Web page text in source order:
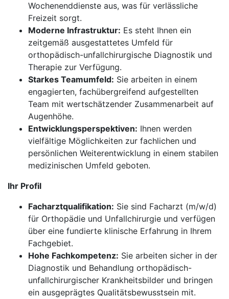
Wochenenddienste aus, was für verlässliche
Freizeit sorgt.
Moderne Infrastruktur: Es steht Ihnen ein
zeitgemäß ausgestattetes Umfeld für
orthopädisch-unfallchirurgische Diagnostik und
Therapie zur Verfügung.
Starkes Teamumfeld: Sie arbeiten in einem
engagierten, fachübergreifend aufgestellten
Team mit wertschätzender Zusammenarbeit auf
Augenhöhe.
Entwicklungsperspektiven: Ihnen werden
vielfältige Möglichkeiten zur fachlichen und
persönlichen Weiterentwicklung in einem stabilen
medizinischen Umfeld geboten.
Ihr Profil
Facharztqualifikation: Sie sind Facharzt (m/w/d)
für Orthopädie und Unfallchirurgie und verfügen
über eine fundierte klinische Erfahrung in Ihrem
Fachgebiet.
Hohe Fachkompetenz: Sie arbeiten sicher in der
Diagnostik und Behandlung orthopädisch-
unfallchirurgischer Krankheitsbilder und bringen
ein ausgeprägtes Qualitätsbewusstsein mit.